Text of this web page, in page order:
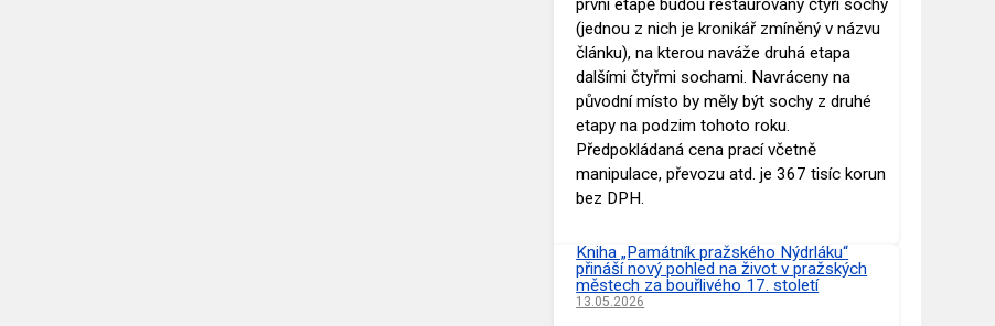
první etapě budou restaurovány čtyři sochy
(jednou z nich je kronikář zmíněný v názvu
článku), na kterou naváže druhá etapa
dalšími čtyřmi sochami. Navráceny na
původní místo by měly být sochy z druhé
etapy na podzim tohoto roku.
Předpokládaná cena prací včetně
manipulace, převozu atd. je 367 tisíc korun
bez DPH.
Kniha „Památník pražského Nýdrláku“
přináší nový pohled na život v pražských
městech za bouřlivého 17. století
13.05.2026